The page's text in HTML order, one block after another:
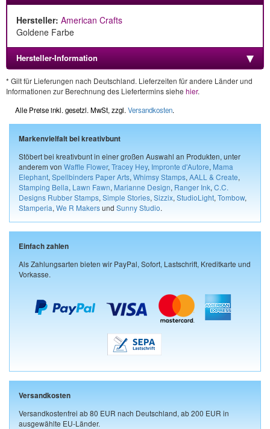
Hersteller: American Crafts
Goldene Farbe
Hersteller-Information
* Gilt für Lieferungen nach Deutschland. Lieferzeiten für andere Länder und
Informationen zur Berechnung des Liefertermins siehe hier.
Alle Preise inkl. gesetzl. MwSt, zzgl. Versandkosten.
Markenvielfalt bei kreativbunt
Stöbert bei kreativbunt in einer großen Auswahl an Produkten, unter
anderem von Waffle Flower, Tracey Hey, Impronte d'Autore, Mama
Elephant, Spellbinders Paper Arts, Whimsy Stamps, AALL & Create,
Stamping Bella, Lawn Fawn, Marianne Design, Ranger Ink, C.C.
Designs Rubber Stamps, Simple Stories, Sizzix, StudioLight, Tombow,
Stamperia, We R Makersund Sunny Studio.
Einfach zahlen
Als Zahlungsarten bieten wir PayPal, Sofort, Lastschrift, Kreditkarte und
Vorkasse.
Versandkosten
Versandkostenfrei ab 80 EUR nach Deutschland, ab 200 EUR in
ausgewählte EU-Länder.